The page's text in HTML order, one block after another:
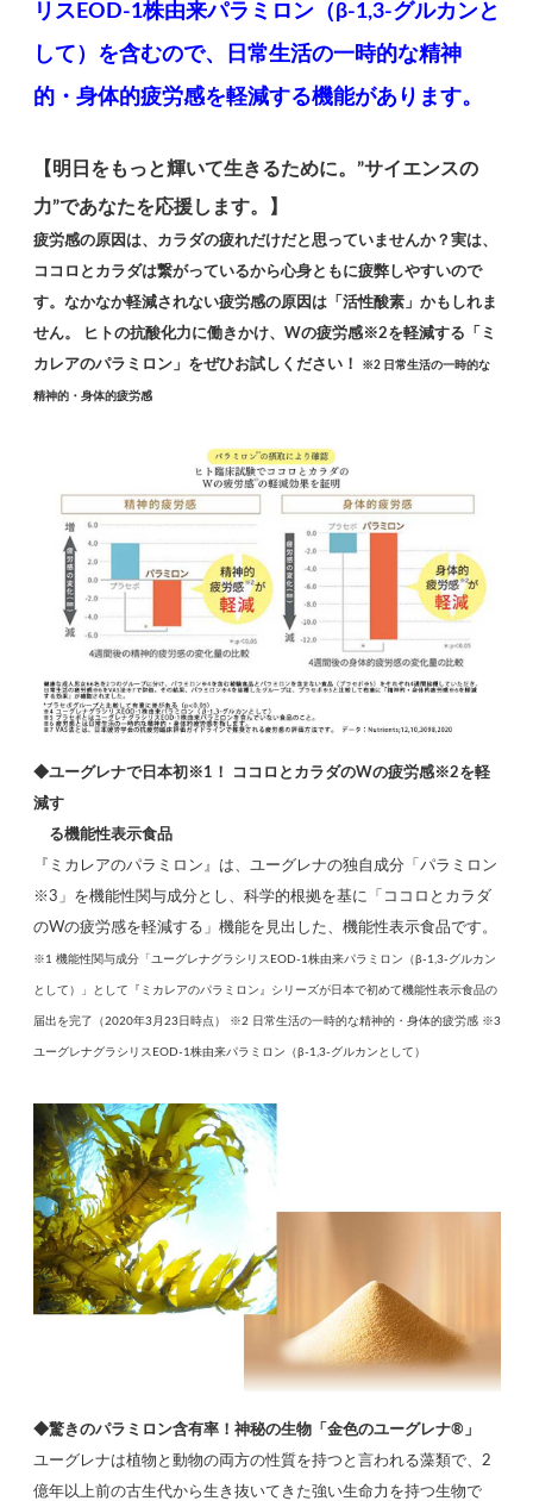
リスEOD-1株由来パラミロン（β-1,3-グルカンと
して）を含むので、日常生活の一時的な精神
的・身体的疲労感を軽減する機能があります。
【明日をもっと輝いて生きるために。”サイエンスの
力”であなたを応援します。】
疲労感の原因は、カラダの疲れだけだと思っていませんか？実は、
ココロとカラダは繋がっているから心身ともに疲弊しやすいので
す。なかなか軽減されない疲労感の原因は「活性酸素」かもしれま
せん。 ヒトの抗酸化力に働きかけ、Wの疲労感※2を軽減する「ミ
カレアのパラミロン」をぜひお試しください！
※2 日常生活の一時的な
精神的・身体的疲労感
◆ユーグレナで日本初※1！ ココロとカラダのWの疲労感※2を軽
減す
る機能性表示食品
『ミカレアのパラミロン』は、ユーグレナの独自成分「パラミロン
※3」を機能性関与成分とし、科学的根拠を基に「ココロとカラダ
のWの疲労感を軽減する」機能を見出した、機能性表示食品です。
※1 機能性関与成分「ユーグレナグラシリスEOD-1株由来パラミロン（β-1,3-グルカン
として）」として『ミカレアのパラミロン』シリーズが日本で初めて機能性表示食品の
届出を完了（2020年3月23日時点） ※2 日常生活の一時的な精神的・身体的疲労感 ※3
ユーグレナグラシリスEOD-1株由来パラミロン（β-1,3-グルカンとして）
◆驚きのパラミロン含有率！神秘の生物「金色のユーグレナ®」
ユーグレナは植物と動物の両方の性質を持つと言われる藻類で、2
億年以上前の古生代から生き抜いてきた強い生命力を持つ生物で